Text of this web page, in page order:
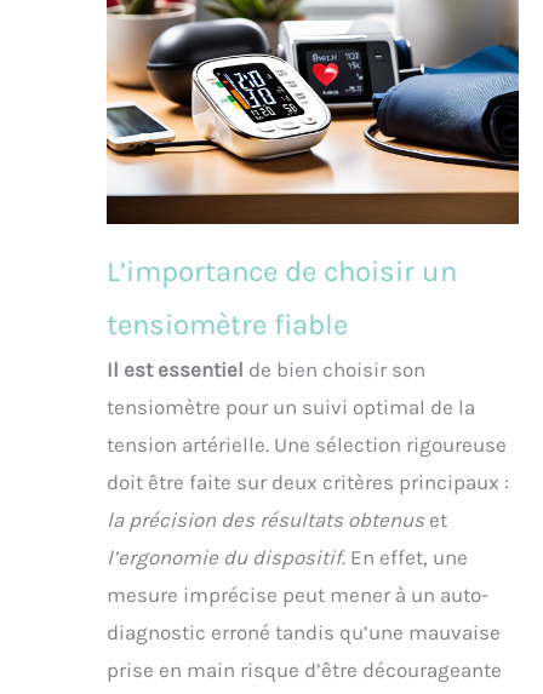
L’importance de choisir un
tensiomètre fiable
Il est essentiel de bien choisir son
tensiomètre pour un suivi optimal de la
tension artérielle. Une sélection rigoureuse
doit être faite sur deux critères principaux :
la précision des résultats obtenus et
l’ergonomie du dispositif. En effet, une
mesure imprécise peut mener à un auto-
diagnostic erroné tandis qu’une mauvaise
prise en main risque d’être décourageante